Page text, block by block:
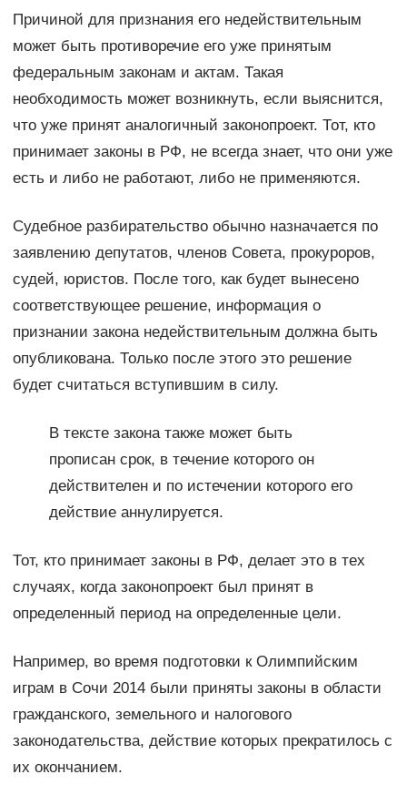
Причиной для признания его недействительным
может быть противоречие его уже принятым
федеральным законам и актам. Такая
необходимость может возникнуть, если выяснится,
что уже принят аналогичный законопроект. Тот, кто
принимает законы в РФ, не всегда знает, что они уже
есть и либо не работают, либо не применяются.
Судебное разбирательство обычно назначается по
заявлению депутатов, членов Совета, прокуроров,
судей, юристов. После того, как будет вынесено
соответствующее решение, информация о
признании закона недействительным должна быть
опубликована. Только после этого это решение
будет считаться вступившим в силу.
В тексте закона также может быть
прописан срок, в течение которого он
действителен и по истечении которого его
действие аннулируется.
Тот, кто принимает законы в РФ, делает это в тех
случаях, когда законопроект был принят в
определенный период на определенные цели.
Например, во время подготовки к Олимпийским
играм в Сочи 2014 были приняты законы в области
гражданского, земельного и налогового
законодательства, действие которых прекратилось с
их окончанием.